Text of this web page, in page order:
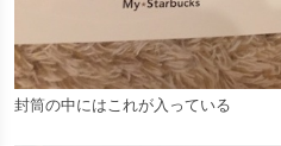
封筒の中にはこれが入っている